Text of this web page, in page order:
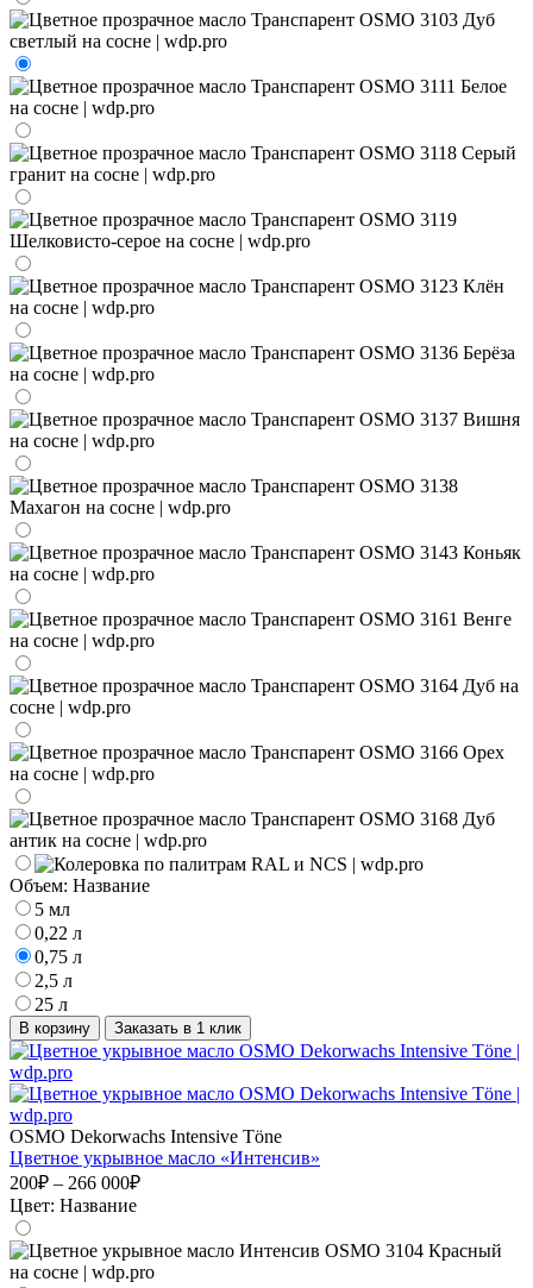
Объем: Название
5 мл
0,22 л
0,75 л
2,5 л
25 л
В корзину Заказать в 1 клик
OSMO Dekorwachs Intensive Töne
Цветнoе укрывное масло «Интенсив»
200₽ – 266 000₽
Цвет: Название